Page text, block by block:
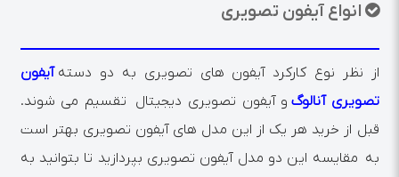
انواع آیفون تصویری
از نظر نوع کارکرد آیفون های تصویری به دو دسته آیفون
تصویری آنالوگ و آیفون تصویری دیجیتال تقسیم می شوند.
قبل از خرید هر یک از این مدل های آیفون تصویری بهتر است
به مقایسه این دو مدل آیفون تصویری بپردازید تا بتوانید به